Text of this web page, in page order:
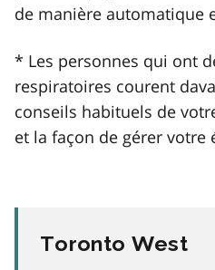
de manière automatique
* Les personnes qui ont
respiratoires courent
conseils habituels de
et la façon de gérer votre
Toronto West